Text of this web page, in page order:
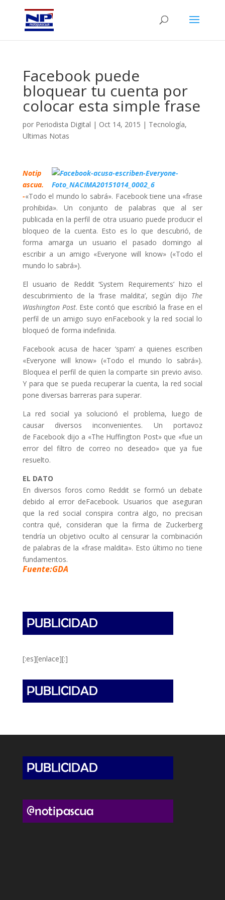
Facebook puede
bloquear tu cuenta por
colocar esta simple frase
por Periodista Digital | Oct 14, 2015 | Tecnología,
Ultimas Notas
Notip
ascua.
-«Todo el mundo lo sabrá». Facebook tiene una «frase
prohibida». Un conjunto de palabras que al ser
publicada en la perfil de otra usuario puede producir el
bloqueo de la cuenta. Esto es lo que descubrió, de
forma amarga un usuario el pasado domingo al
escribir a un amigo «Everyone will know» («Todo el
mundo lo sabrá»).
El usuario de Reddit ‘System Requirements’ hizo el
descubrimiento de la ‘frase maldita’, según dijo The
Washington Post. Este contó que escribió la frase en el
perfil de un amigo suyo enFacebook y la red social lo
bloqueó de forma indefinida.
Facebook acusa de hacer ‘spam’ a quienes escriben
«Everyone will know» («Todo el mundo lo sabrá»).
Bloquea el perfil de quien la comparte sin previo aviso.
Y para que se pueda recuperar la cuenta, la red social
pone diversas barreras para superar.
La red social ya solucionó el problema, luego de
causar diversos inconvenientes. Un portavoz
de Facebook dijo a «The Huffington Post» que «fue un
error del filtro de correo no deseado» que ya fue
resuelto.
EL DATO
En diversos foros como Reddit se formó un debate
debido al error deFacebook. Usuarios que aseguran
que la red social conspira contra algo, no precisan
contra qué, consideran que la firma de Zuckerberg
tendría un objetivo oculto al censurar la combinación
de palabras de la «frase maldita». Esto último no tiene
fundamentos.
Fuente:GDA
[:es][enlace][:]